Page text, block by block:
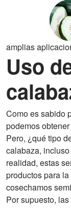
amplias
Uso
Como es sabido
podemos
Pero, ¿qué tipo
calabaza,
realidad, estas
productos para
cosechamos
Por supuesto,